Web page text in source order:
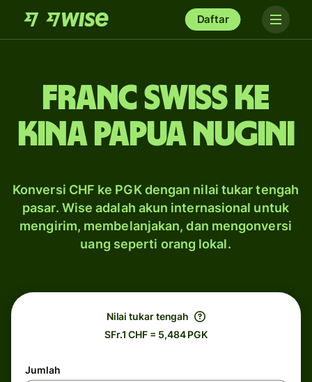
Daftar
franc Swiss ke
kina Papua Nugini
Konversi CHF ke PGK dengan nilai tukar tengah
pasar. Wise adalah akun internasional untuk
mengirim, membelanjakan, dan mengonversi
uang seperti orang lokal.
Nilai tukar tengah
SFr.1 CHF = 5,484 PGK
Jumlah